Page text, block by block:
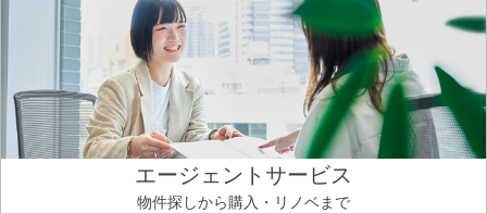
エージェントサービス
物件探しから購入・リノベまで